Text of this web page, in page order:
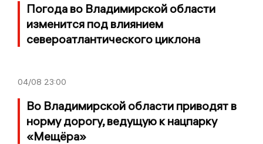
Погода во Владимирской области
изменится под влиянием
североатлантического циклона
04/08 23:00
Во Владимирской области приводят в
норму дорогу, ведущую к нацпарку
«Мещёра»